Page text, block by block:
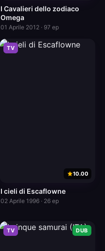
I Cavalieri dello zodiaco
Omega
01 Aprile 2012 · 97 ep
TV
10.00
I cieli di Escaflowne
02 Aprile 1996 · 26 ep
TV DUB